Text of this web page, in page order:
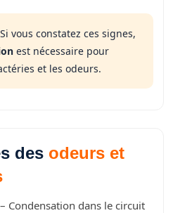
Si vous constatez ces signes,
est nécessaire pour
et les odeurs.
des odeurs et
– Condensation dans le circuit